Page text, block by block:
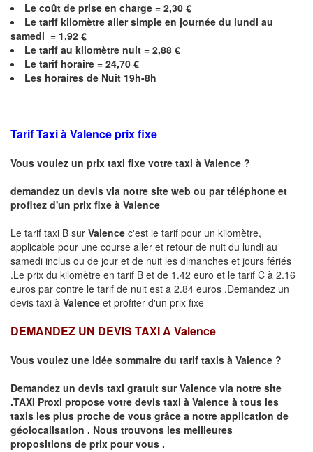
Le coût de prise en charge = 2,30 €
Le tarif kilomètre aller simple en journée du lundi au
samedi = 1,92 €
Le tarif au kilomètre nuit = 2,88 €
Le tarif horaire = 24,70 €
Les horaires de Nuit 19h-8h
Tarif Taxi àValence prix fixe
Vous voulez un prix taxi fixe votre taxi à Valence ?
demandez un devis via notre site web ou par téléphone et
profitez d'un prix fixe à Valence
Le tarif taxi B sur Valence c'est le tarif pour un kilomètre,
applicable pour une course aller et retour de nuit du lundi au
samedi inclus ou de jour et de nuit les dimanches et jours fériés
.Le prix du kilomètre en tarif B et de 1.42 euro et le tarif C à 2.16
euros par contre le tarif de nuit est a 2.84 euros .Demandez un
devis taxi à Valence et profiter d'un prix fixe
DEMANDEZ UN DEVIS TAXI A Valence
Vous voulez une idée sommaire du tarif taxis à Valence ?
Demandez un devis taxi gratuit surValence via notre site
.TAXI Proxi propose votre devis taxi à Valence à tous les
taxis les plus proche de vous grâce a notre application de
géolocalisation . Nous trouvons les meilleures
propositions de prix pour vous .